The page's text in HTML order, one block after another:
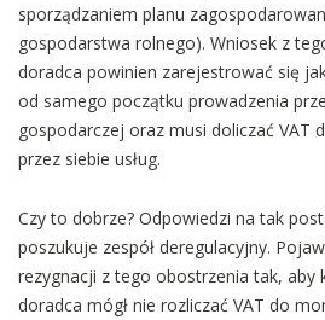
sporządzaniem planu
gospodarstwa rolnego). Wniosek z
doradca powinien zarejestrować się
od samego początku prowadzenia
gospodarczej oraz musi doliczać VAT
przez siebie usług.
Czy to dobrze? Odpowiedzi na tak
poszukuje zespół deregulacyjny.
rezygnacji z tego obostrzenia tak, aby
doradca mógł nie rozliczać VAT do